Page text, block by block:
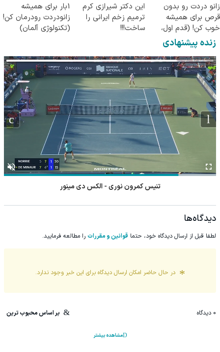
زانو دردت رو بدون
قرص برای همیشه
خوب کن! (قدم اول،
پرسش‌نامه)
این دکتر شیرازی کرم
ترمیم زخم ایرانی را
ساخت!!!
1بار برای همیشه
زانودردت رودرمان کن!
(تکنولوژی آلمان)
زنده پیشنهادی
تنیس کمرون نوری - الکس دی مینور
دیدگاه‌ها
لطفا قبل از ارسال دیدگاه خود، حتما قوانین و مقررات را مطالعه فرمایید.
در حال حاضر امکان ارسال دیدگاه برای این خبر وجود ندارد.
0 دیدگاه بر اساس محبوب ترین
مشاهده بیشتر